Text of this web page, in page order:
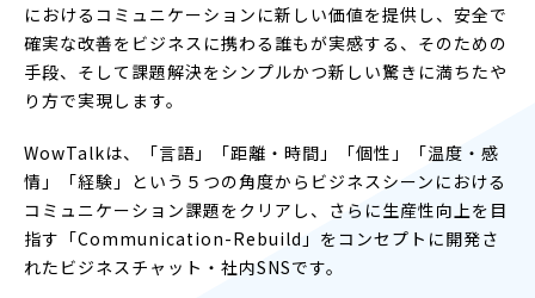
におけるコミュニケーションに新しい価値を提供し、安全で
確実な改善をビジネスに携わる誰もが実感する、そのための
手段、そして課題解決をシンプルかつ新しい驚きに満ちたや
り方で実現します。
WowTalkは、「言語」「距離・時間」「個性」「温度・感
情」「経験」という５つの角度からビジネスシーンにおける
コミュニケーション課題をクリアし、さらに生産性向上を目
指す「Communication-Rebuild」をコンセプトに開発さ
れたビジネスチャット・社内SNSです。